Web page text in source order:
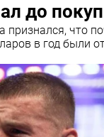
до
признался, что
в год были